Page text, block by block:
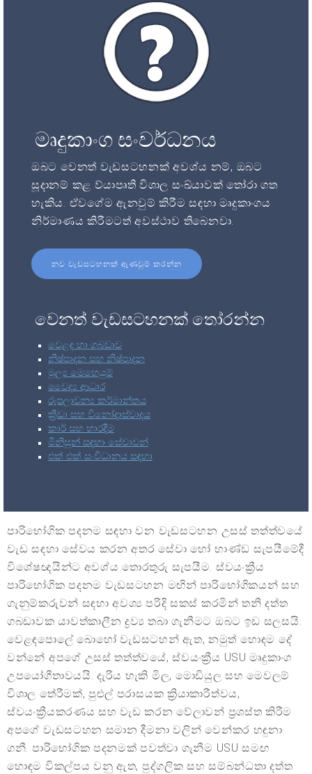
මෘදුකාංග සංවර්ධනය
ඔබට වෙනත් වැඩසටහනක් අවශ්ය නම්, ඔබට
සූදානම් කළ ව්යාපෘති විශාල සංඛ්යාවක් තෝරා ගත
හැකිය. ඒවගේම ඇනවුම් කිරීම සඳහා මෘදුකාංගය
නිර්මාණය කිරීමටත් අවස්ථාව තිබෙනවා.
නව වැඩසටහනක් ඇණවුම් කරන්න
වෙනත් වැඩසටහනක් තෝරන්න
වෙළඳ හා ගබඩාව
නිෂ්පාදන සහ නිෂ්පාදන
මූල්‍ය මෙහෙයුම්
වෛද්‍ය ආධාර
රූපලාවන්‍ය කර්මාන්තය
ක්‍රීඩා සහ විනෝදාස්වාදය
කාර් සහ භාරදීම
මිනිසුන් සඳහා සේවාවන්
එක් එක් සංවිධානය සඳහා
පාරිභෝගික පදනම සඳහා වන වැඩසටහන උසස් තත්ත්වයේ
වැඩ සඳහා සේවය කරන අතර සේවා හෝ භාණ්ඩ සැපයීමේදී
විශේෂඥයින්ට අවශ්ය තොරතුරු සැපයීම. ස්වයංක්‍රීය
පාරිභෝගික පදනම වැඩසටහන මඟින් පාරිභෝගිකයන් සහ
ගැනුම්කරුවන් සඳහා අවශ්‍ය පරිදි සකස් කරමින් තනි දත්ත
ගබඩාවක යාවත්කාලීන ද්‍රව්‍ය තබා ගැනීමට ඔබට ඉඩ සලසයි.
වෙළඳපොලේ බොහෝ වැඩසටහන් ඇත, නමුත් හොඳම දේ
වන්නේ අපගේ උසස් තත්ත්වයේ, ස්වයංක්‍රීය USU මෘදුකාංග
උපයෝගීතාවයයි. දැරිය හැකි මිල, මොඩියුල සහ මෙවලම්
විශාල තේරීමක්, පුළුල් පරාසයක ක්‍රියාකාරීත්වය,
ස්වයංක්‍රීයකරණය සහ වැඩ කරන වේලාවන් ප්‍රශස්ත කිරීම
අපගේ වැඩසටහන සමාන දීමනා වලින් වෙන්කර හඳුනා
ගනී. පාරිභෝගික පදනමක් පවත්වා ගැනීම USU සමඟ
හොඳම විකල්පය වනු ඇත, පුද්ගලික සහ සම්බන්ධතා දත්ත